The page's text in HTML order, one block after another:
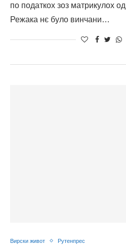
по податкох зоз матрикулох
Режака нє було винчани…
Вирски живот Рутенпрес